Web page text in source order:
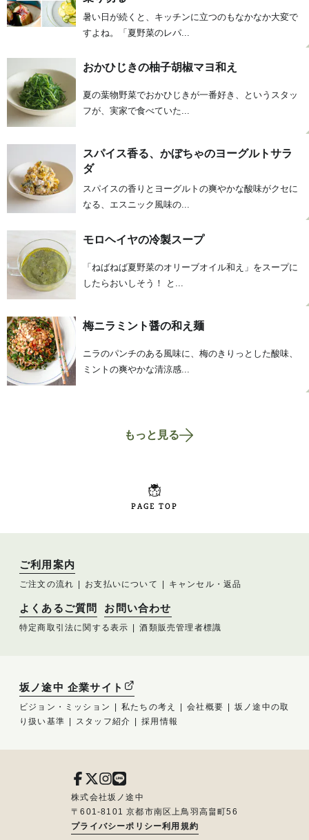
暑い日が続くと、キッチンに立つのもなかなか大変で
すよね。「夏野菜のレパ...
おかひじきの柚子胡椒マヨ和え
夏の葉物野菜でおかひじきが一番好き、というスタッ
フが、実家で食べていた...
スパイス香る、かぼちゃのヨーグルトサラ
ダ
スパイスの香りとヨーグルトの爽やかな酸味がクセに
なる、エスニック風味の...
モロヘイヤの冷製スープ
「ねばねば夏野菜のオリーブオイル和え」をスープに
したらおいしそう！ と...
梅ニラミント醤の和え麺
ニラのパンチのある風味に、梅のきりっとした酸味、
ミントの爽やかな清涼感...
もっと見る
PAGE TOP
ご利用案内
ご注文の流れ お支払いについて キャンセル・返品
よくあるご質問 お問い合わせ
特定商取引法に関する表示 酒類販売管理者標識
坂ノ途中 企業サイト
ビジョン・ミッション 私たちの考え 会社概要
坂ノ途中の取
り扱い基準
スタッフ紹介 採用情報
株式会社坂ノ途中
〒601-8101 京都市南区上鳥羽高畠町56
プライバシーポリシー利用規約